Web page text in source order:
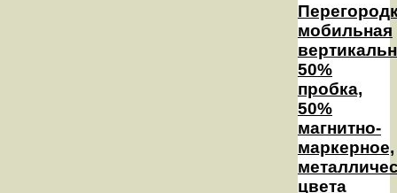
мобильная
50%
пробка,
50%
магнитно-
маркерное,
цвета